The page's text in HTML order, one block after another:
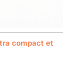
compact et